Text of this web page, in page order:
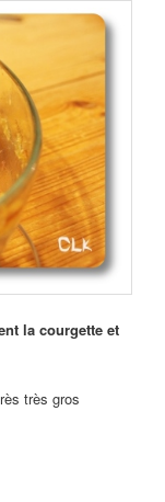
la courgette et
très gros